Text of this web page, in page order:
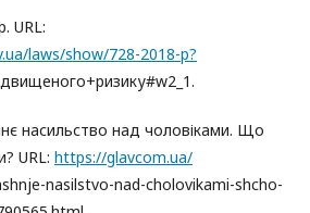
URL:
laws/show/728-2018-р?
насильство над чоловіками. Що
URL: https://glavcom.ua/
nasilstvo-nad-cholovikami-shcho-